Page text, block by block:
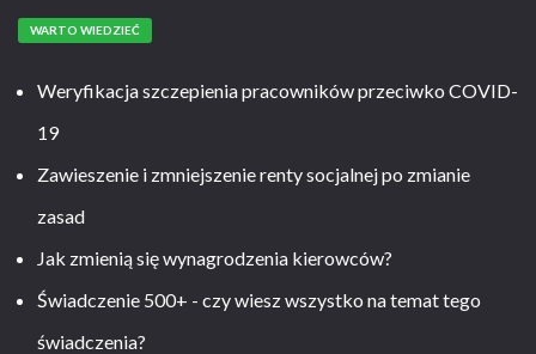
WARTO WIEDZIEĆ
Weryfikacja szczepienia pracowników przeciwko COVID-
19
Zawieszenie i zmniejszenie renty socjalnej po zmianie
zasad
Jak zmienią się wynagrodzenia kierowców?
Świadczenie 500+ - czy wiesz wszystko na temat tego
świadczenia?